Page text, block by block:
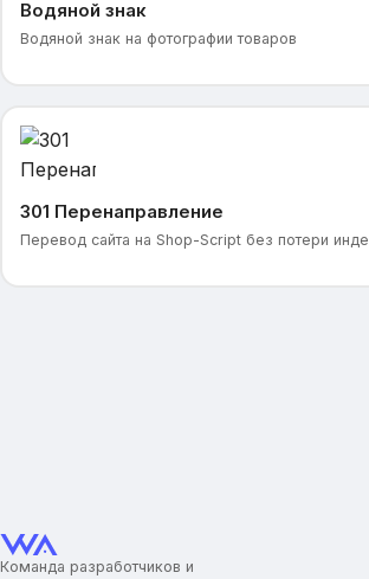
Водяной знак
Водяной знак на фотографии товаров
301 Перенаправление
Перевод сайта на Shop-Script без потери
Команда разработчиков и